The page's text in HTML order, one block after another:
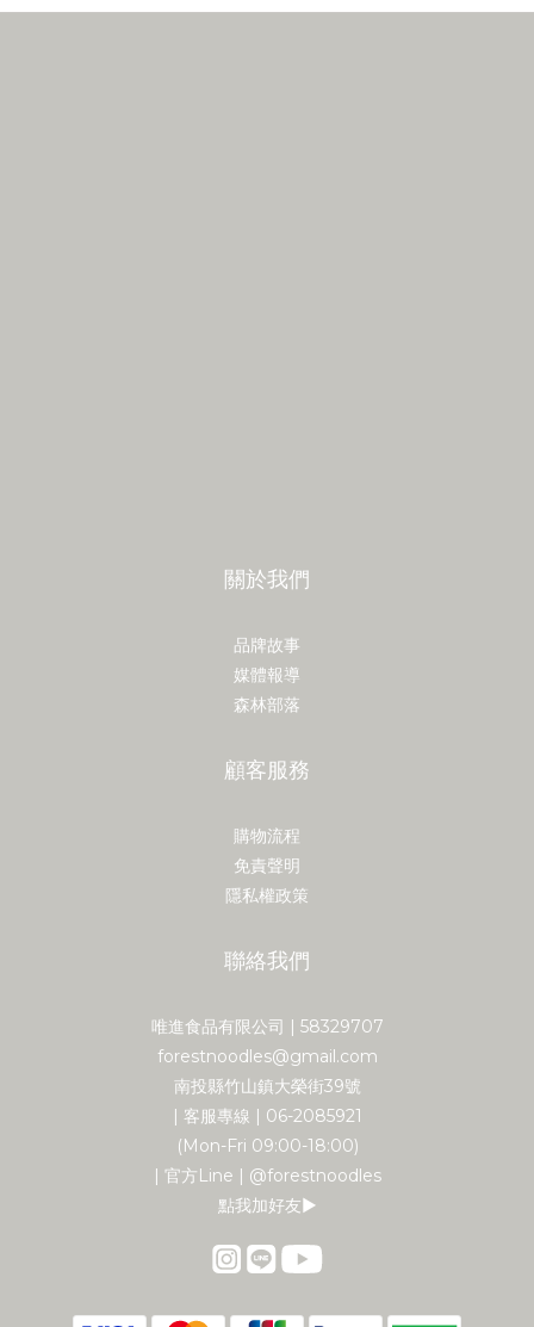
關於我們
品牌故事
媒體報導
森林部落
顧客服務
購物流程
免責聲明
隱私權政策
聯絡我們
唯進食品有限公司 | 58329707
forestnoodles@gmail.com
南投縣竹山鎮大榮街39號
| 客服專線 | 06-2085921
(Mon-Fri 09:00-18:00)
| 官方Line | @forestnoodles
點我加好友▶︎